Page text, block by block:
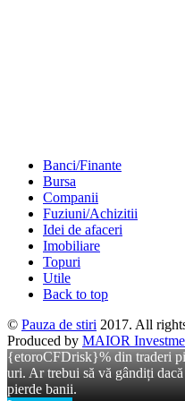
Banci/Finante
Bursa
Companii
Fuziuni/Achizitii
Idei de afaceri
Imobiliare
Topuri
Utile
Back to top
© Pauza de stiri 2017. All
Produced by MAIOR
{etoroCFDrisk}% din traderi
uri. Ar trebui să vă gândiți
pierde banii.